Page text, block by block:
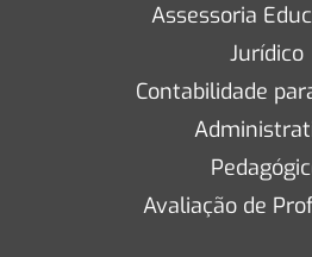
Assessoria
Jurídico
Contabilidade
Avaliação de